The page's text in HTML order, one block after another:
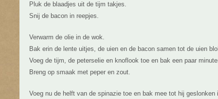
Pluk de blaadjes uit de tijm takjes.
Snij de bacon in reepjes.
Verwarm de olie in de wok.
Bak erin de lente uitjes, de uien en de bacon samen tot de uien
Voeg de tijm, de peterselie en knoflook toe en bak een paar
Breng op smaak met peper en zout.
Voeg nu de helft van de spinazie toe en bak mee tot hij geslonken